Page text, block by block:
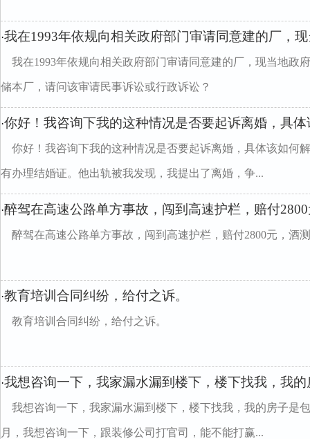
·我在1993年依规向相关政府部门审请同意建的厂，
我在1993年依规向相关政府部门审请同意建的厂，现当地政
储本厂，请问该审请民事诉讼或行政诉讼？
·你好！我咨询下我的这种情况是否要起诉离婚，具
你好！我咨询下我的这种情况是否要起诉离婚，具体该如何
有办理结婚证。他出轨被我发现，我提出了离婚，争...
·醉驾在高速公路单方事故，闯到高速护栏，赔付
醉驾在高速公路单方事故，闯到高速护栏，赔付2800元，酒
·教育培训合同纠纷，给付之诉。
教育培训合同纠纷，给付之诉。
·我想咨询一下，我家漏水漏到楼下，楼下找我，我
我想咨询一下，我家漏水漏到楼下，楼下找我，我的房子是
月，我想咨询一下，跟装修公司打官司，能不能打赢...